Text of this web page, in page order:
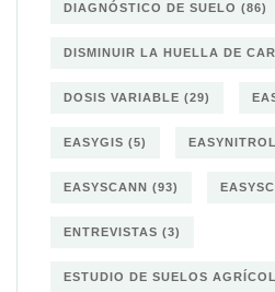
DIAGNÓSTICO DE SUELO (86)
DISMINUIR LA HUELLA DE
DOSIS VARIABLE (29)
EASYGIS (5)
EASYSCANN (93)
ENTREVISTAS (3)
ESTUDIO DE SUELOS